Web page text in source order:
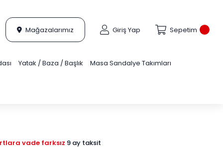
Mağazalarımız Giriş Yap Sepetim
Yatak / Baza / Başlık Masa Sandalye Takımları
vade farksız 9 ay taksit